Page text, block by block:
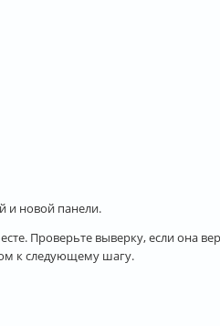
и новой панели.
Проверьте выверку, если она
к следующему шагу.